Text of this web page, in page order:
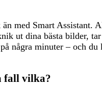
med Smart Assistant.
ut dina bästa bilder,
några minuter – och du
fall vilka?